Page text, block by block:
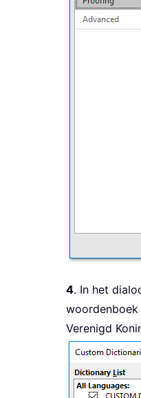
4. In het
Verenigd